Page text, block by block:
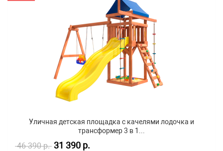
Уличная детская площадка с качелями лодочка и
трансформер 3 в 1...
46 390 р. 31 390 р.